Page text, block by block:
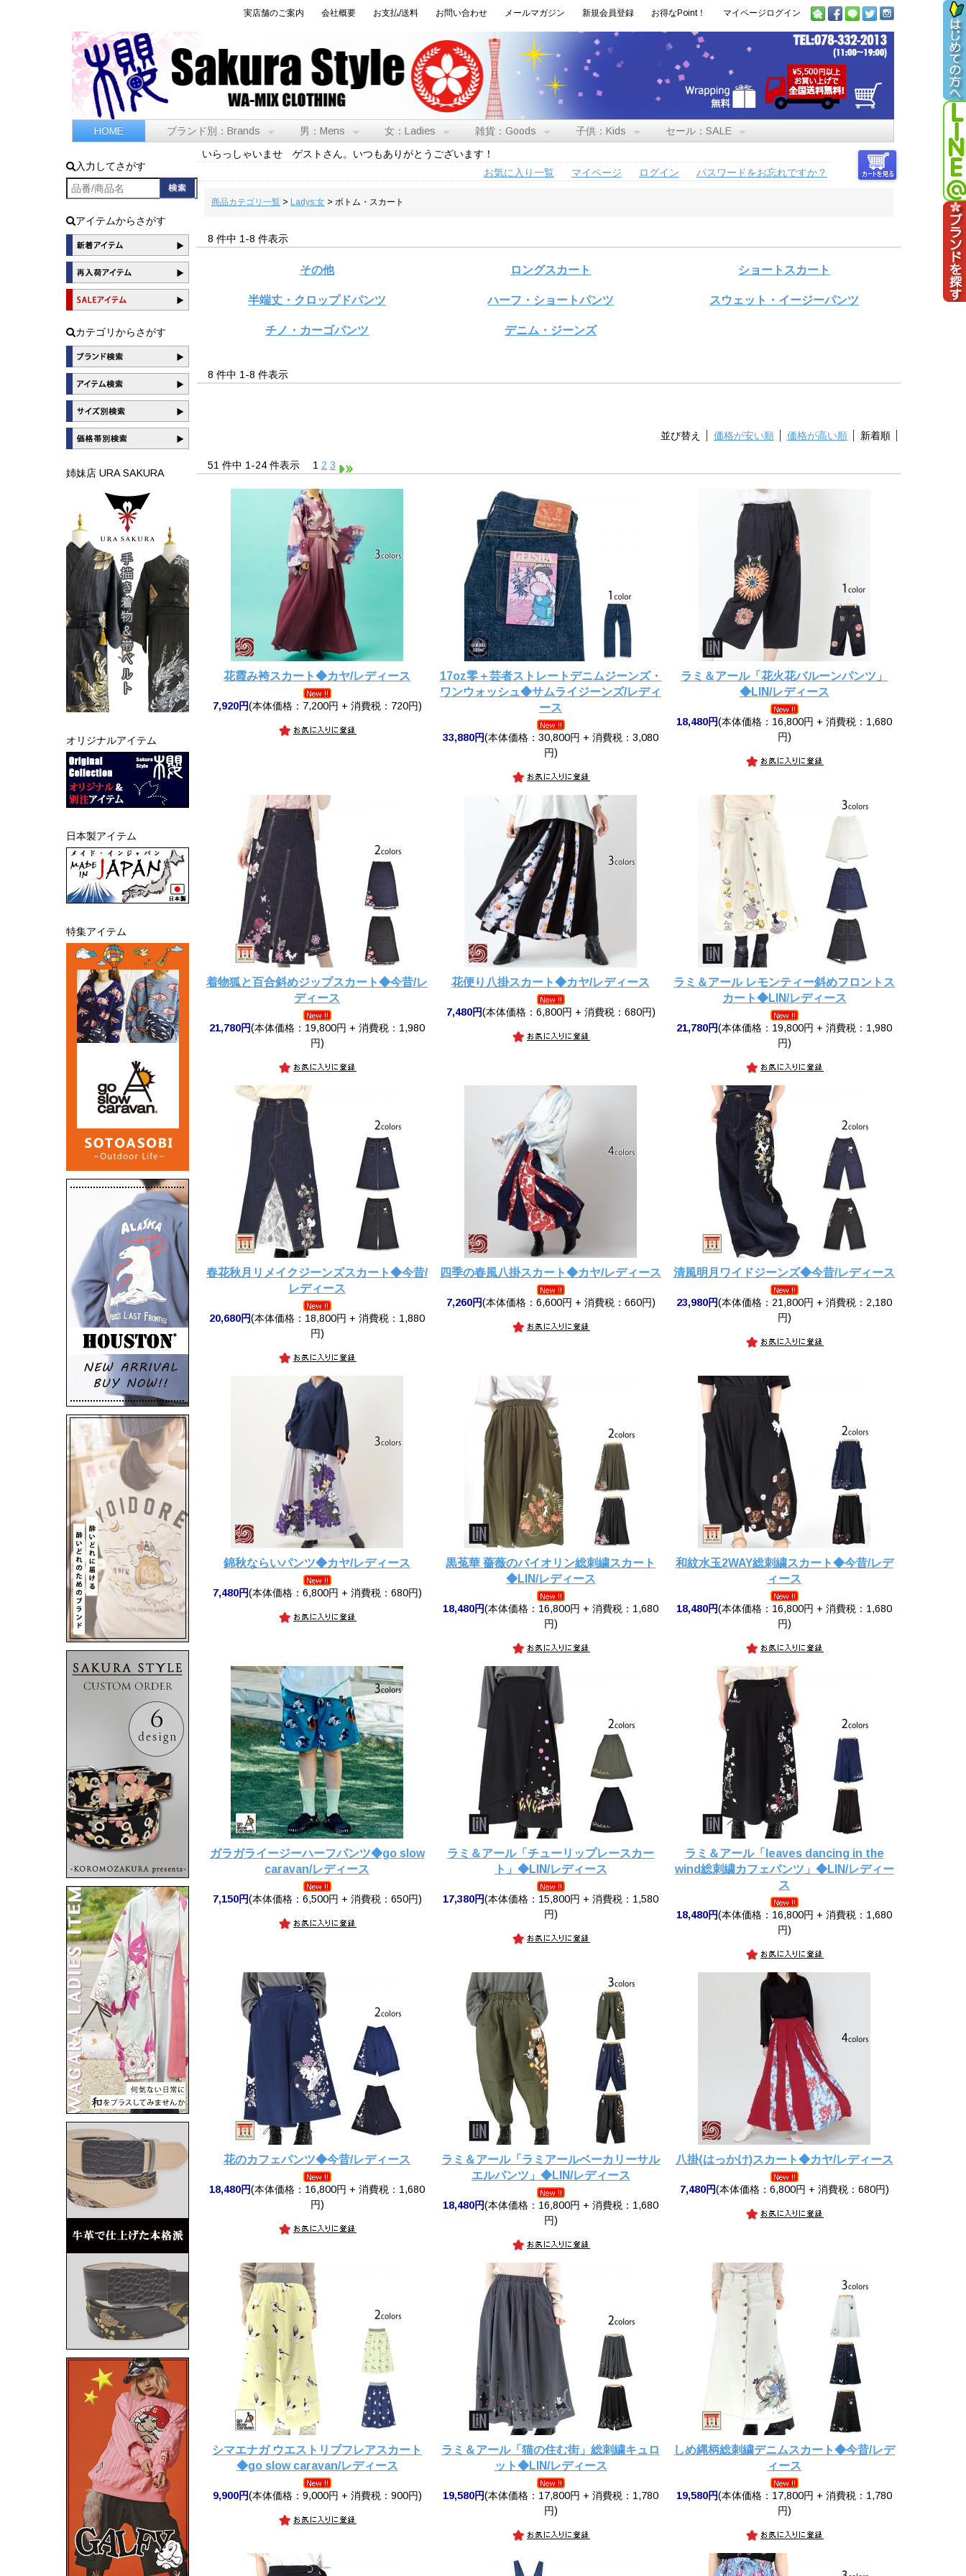
実店舗のご案内 会社概要 お支払/送料 お問い合わせ メールマガジン 新規会員登録 お得なPoint！ マイページログイン
HOME ブランド別：Brands 男：Mens 女：Ladies 雑貨：Goods 子供：Kids セール：SALE
入力してさがす
アイテムからさがす
カテゴリからさがす
姉妹店 URA SAKURA
オリジナルアイテム
日本製アイテム
特集アイテム
いらっしゃいませ ゲストさん。いつもありがとうございます！
お気に入り一覧
マイページ ログイン パスワードをお忘れですか？
商品カテゴリ一覧> Ladys:女> ボトム・スカート
8 件中 1-8 件表示
その他 ロングスカート ショートスカート
半端丈・クロップドパンツ ハーフ・ショートパンツ スウェット・イージーパンツ
チノ・カーゴパンツ デニム・ジーンズ
8 件中 1-8 件表示
並び替え 価格が安い順 価格が高い順 新着順
51 件中 1-24 件表示 1 2 3
花霞み袴スカート◆カヤ/レディース
7,920円(本体価格：7,200円 + 消費税：720円)
17oz零＋芸者ストレートデニムジーンズ・
ワンウォッシュ◆サムライジーンズ/レディ
ース
33,880円(本体価格：30,800円 + 消費税：3,080
円)
ラミ＆アール「花火花バルーンパンツ」
◆LIN/レディース
18,480円(本体価格：16,800円 + 消費税：1,680
円)
着物狐と百合斜めジップスカート◆今昔/レ
ディース
21,780円(本体価格：19,800円 + 消費税：1,980
円)
花便り八掛スカート◆カヤ/レディース
7,480円(本体価格：6,800円 + 消費税：680円)
ラミ＆アール レモンティー斜めフロントス
カート◆LIN/レディース
21,780円(本体価格：19,800円 + 消費税：1,980
円)
春花秋月リメイクジーンズスカート◆今昔/
レディース
20,680円(本体価格：18,800円 + 消費税：1,880
円)
四季の春風八掛スカート◆カヤ/レディース
7,260円(本体価格：6,600円 + 消費税：660円)
清風明月ワイドジーンズ◆今昔/レディース
23,980円(本体価格：21,800円 + 消費税：2,180
円)
錦秋ならいパンツ◆カヤ/レディース
7,480円(本体価格：6,800円 + 消費税：680円)
黒菟華 薔薇のバイオリン総刺繍スカート
◆LIN/レディース
18,480円(本体価格：16,800円 + 消費税：1,680
円)
和紋水玉2WAY総刺繍スカート◆今昔/レデ
ィース
18,480円(本体価格：16,800円 + 消費税：1,680
円)
ガラガライージーハーフパンツ◆go slow
caravan/レディース
7,150円(本体価格：6,500円 + 消費税：650円)
ラミ＆アール「チューリップレースカー
ト」◆LIN/レディース
17,380円(本体価格：15,800円 + 消費税：1,580
円)
ラミ＆アール「leaves dancing in the
wind総刺繍カフェパンツ」◆LIN/レディー
ス
18,480円(本体価格：16,800円 + 消費税：1,680
円)
花のカフェパンツ◆今昔/レディース
18,480円(本体価格：16,800円 + 消費税：1,680
円)
ラミ＆アール「ラミアールベーカリーサル
エルパンツ」◆LIN/レディース
18,480円(本体価格：16,800円 + 消費税：1,680
円)
八掛(はっかけ)スカート◆カヤ/レディース
7,480円(本体価格：6,800円 + 消費税：680円)
シマエナガ ウエストリブフレアスカート
◆go slow caravan/レディース
9,900円(本体価格：9,000円 + 消費税：900円)
ラミ＆アール「猫の住む街」総刺繍キュロ
ット◆LIN/レディース
19,580円(本体価格：17,800円 + 消費税：1,780
円)
しめ縄柄総刺繍デニムスカート◆今昔/レデ
ィース
19,580円(本体価格：17,800円 + 消費税：1,780
円)